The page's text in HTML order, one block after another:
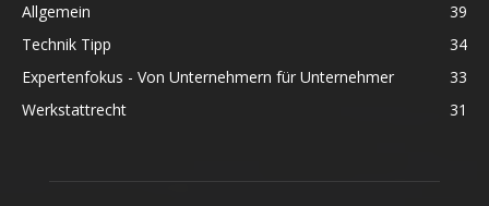
Allgemein
39
Technik Tipp
34
Expertenfokus - Von Unternehmern für Unternehmer
33
Werkstattrecht
31